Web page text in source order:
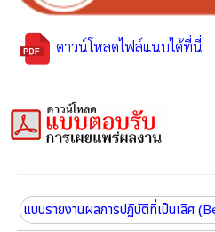
ดาวน์โหลดไฟล์แนบได้ที่นี่
แบบรายงานผลการปฏิบัติที่เป็นเลิศ